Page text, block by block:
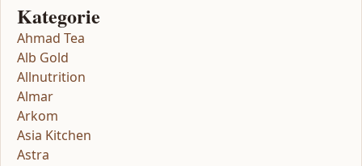
Kategorie
Ahmad Tea
Alb Gold
Allnutrition
Almar
Arkom
Asia Kitchen
Astra